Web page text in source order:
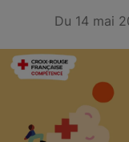
Du 14 mai